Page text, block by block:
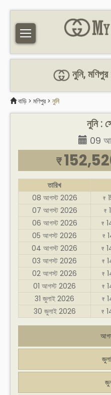
নুনি,
বাড়ি > মণিপুর > নুনি
নুনি :
09
₹
তারিখ
08 আগস্ট 2026
₹
07 আগস্ট 2026
₹
06 আগস্ট 2026
₹
05 আগস্ট 2026
₹
04 আগস্ট 2026
₹
03 আগস্ট 2026
₹
02 আগস্ট 2026
₹
01 আগস্ট 2026
₹
31 জুলাই 2026
₹
30 জুলাই 2026
₹